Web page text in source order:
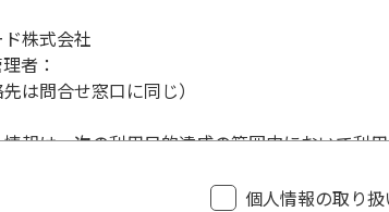
株式会社
者：
は問合せ窓口に同じ）
報は、次の利用目的達成の範囲内において利
・登録面接に関するご連
個人情報の取り